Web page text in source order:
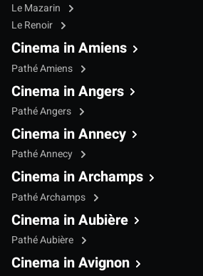
Le Mazarin
Le Renoir
Cinema in Amiens
Pathé Amiens
Cinema in Angers
Pathé Angers
Cinema in Annecy
Pathé Annecy
Cinema in Archamps
Pathé Archamps
Cinema in Aubière
Pathé Aubière
Cinema in Avignon